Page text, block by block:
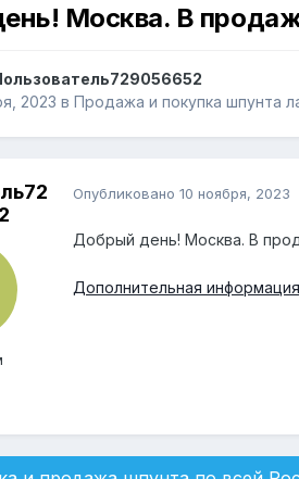
Москва. В
2023 в Продажа и покупка шпунта
Опубликовано 10 ноября, 2023
Добрый день! Москва. В
Дополнительная